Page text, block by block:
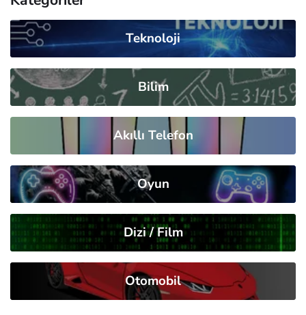
Teknoloji
Bilim
Akıllı Telefon
Oyun
Dizi / Film
Otomobil